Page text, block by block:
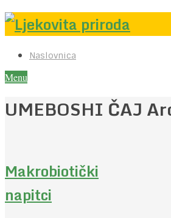
Naslovnica
Menu
UMEBOSHI ČAJ
Makrobiotički
napitci